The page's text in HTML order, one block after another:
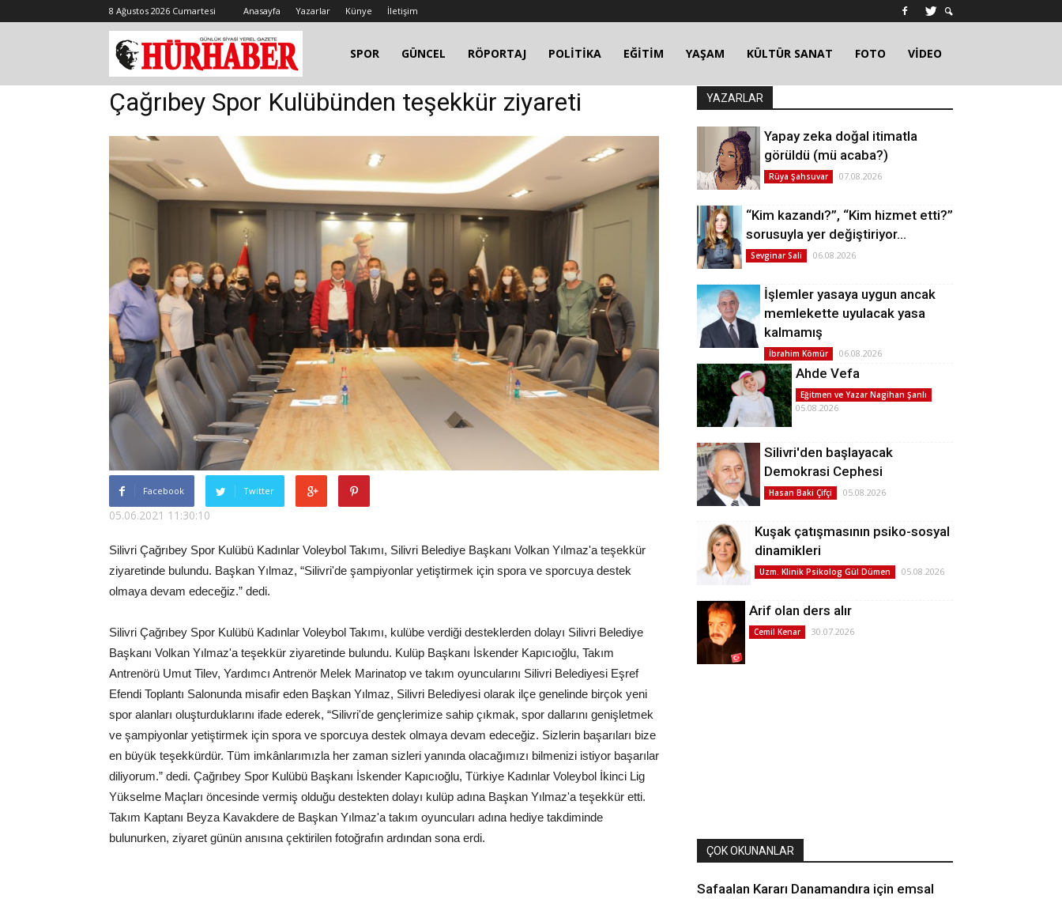
8 Ağustos 2026 Cumartesi Anasayfa Yazarlar Künye İletişim
SPOR GÜNCEL RÖPORTAJ POLİTİKA EĞİTİM YAŞAM KÜLTÜR SANAT FOTO VİDEO
Çağrıbey Spor Kulübünden teşekkür ziyareti
Facebook Twitter
05.06.2021 11:30:10
Silivri Çağrıbey Spor Kulübü Kadınlar Voleybol Takımı, Silivri Belediye Başkanı Volkan Yılmaz'a teşekkür
ziyaretinde bulundu. Başkan Yılmaz, “Silivri'de şampiyonlar yetiştirmek için spora ve sporcuya destek
olmaya devam edeceğiz.” dedi.
Silivri Çağrıbey Spor Kulübü Kadınlar Voleybol Takımı, kulübe verdiği desteklerden dolayı Silivri Belediye
Başkanı Volkan Yılmaz'a teşekkür ziyaretinde bulundu. Kulüp Başkanı İskender Kapıcıoğlu, Takım
Antrenörü Umut Tilev, Yardımcı Antrenör Melek Marinatop ve takım oyuncularını Silivri Belediyesi Eşref
Efendi Toplantı Salonunda misafir eden Başkan Yılmaz, Silivri Belediyesi olarak ilçe genelinde birçok yeni
spor alanları oluşturduklarını ifade ederek, “Silivri'de gençlerimize sahip çıkmak, spor dallarını genişletmek
ve şampiyonlar yetiştirmek için spora ve sporcuya destek olmaya devam edeceğiz. Sizlerin başarıları bize
en büyük teşekkürdür. Tüm imkânlarımızla her zaman sizleri yanında olacağımızı bilmenizi istiyor başarılar
diliyorum.” dedi. Çağrıbey Spor Kulübü Başkanı İskender Kapıcıoğlu, Türkiye Kadınlar Voleybol İkinci Lig
Yükselme Maçları öncesinde vermiş olduğu destekten dolayı kulüp adına Başkan Yılmaz'a teşekkür etti.
Takım Kaptanı Beyza Kavakdere de Başkan Yılmaz'a takım oyuncuları adına hediye takdiminde
bulunurken, ziyaret günün anısına çektirilen fotoğrafın ardından sona erdi.
YAZARLAR
Yapay zeka doğal itimatla
görüldü (mü acaba?)
Rüya Şahsuvar 07.08.2026
“Kim kazandı?”, “Kim hizmet etti?”
sorusuyla yer değiştiriyor…
Sevginar Sali 06.08.2026
İşlemler yasaya uygun ancak
memlekette uyulacak yasa
kalmamış
İbrahim Kömür 06.08.2026
Ahde Vefa
Eğitmen ve Yazar Nagihan Şanlı
05.08.2026
Silivri'den başlayacak
Demokrasi Cephesi
Hasan Baki Çifçi 05.08.2026
Kuşak çatışmasının psiko-sosyal
dinamikleri
Uzm. Klinik Psikolog Gül Dümen 05.08.2026
Arif olan ders alır
Cemil Kenar 30.07.2026
ÇOK OKUNANLAR
Safaalan Kararı Danamandıra için emsal